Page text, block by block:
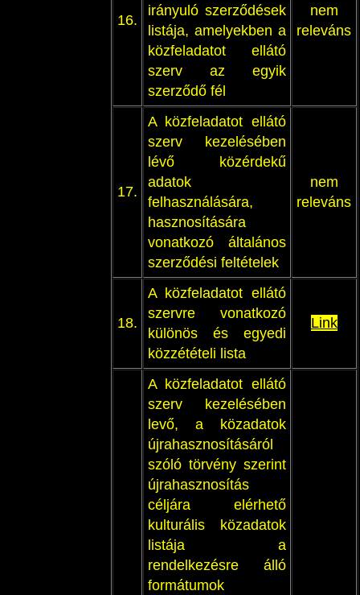
16.
irányuló szerződések
listája, amelyekben a
közfeladatot ellátó
szerv az egyik
szerződő fél
nem
releváns
17.
A közfeladatot ellátó
szerv kezelésében
lévő közérdekű
adatok
felhasználására,
hasznosítására
vonatkozó általános
szerződési feltételek
nem
releváns
18.
A közfeladatot ellátó
szervre vonatkozó
különös és egyedi
közzétételi lista
Link
A közfeladatot ellátó
szerv kezelésében
levő, a közadatok
újrahasznosításáról
szóló törvény szerint
újrahasznosítás
céljára elérhető
kulturális közadatok
listája a
rendelkezésre álló
formátumok